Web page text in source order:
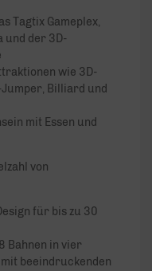
Tagtix Gameplex,
und der 3D-
wie 3D-
Billiard und
mit Essen und
von
für bis zu 30
Bahnen in vier
beeindruckenden